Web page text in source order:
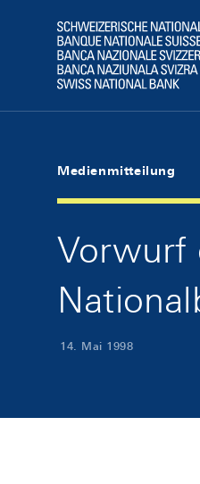
Logo
Medienmitteilung
Vorwurf
14. Mai 1998